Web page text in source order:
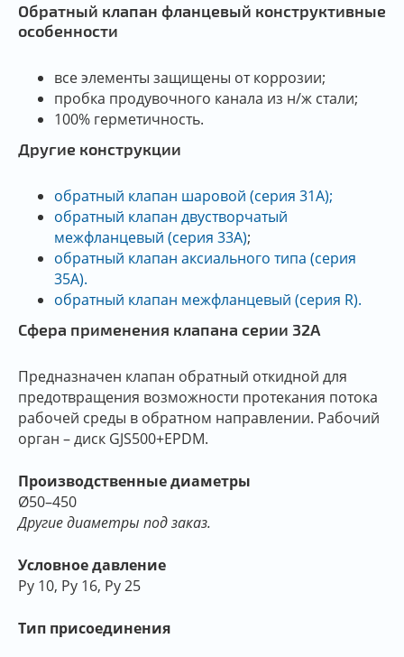
Обратный клапан фланцевый конструктивные
особенности
все элементы защищены от коррозии;
пробка продувочного канала из н/ж стали;
100% герметичность.
Другие конструкции
обратный клапан шаровой (серия 31А);
обратный клапан двустворчатый
межфланцевый (серия 33А);
обратный клапан аксиального типа (серия
35А).
обратный клапан межфланцевый (серия R).
Сфера применения клапана серии 32А
Предназначен клапан обратный откидной для
предотвращения возможности протекания потока
рабочей среды в обратном направлении. Рабочий
орган – диск GJS500+EPDM.
Производственные диаметры
Ø50–450
Другие диаметры под заказ.
Условное давление
Py 10, Ру 16, Ру 25
Тип присоединения